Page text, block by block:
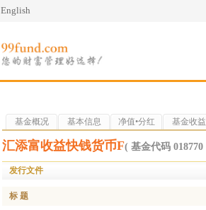
English
基金概况 基本信息 净值•分红 基金收益
汇添富收益快钱货币F( 基金代码 018770
发行文件
标 题